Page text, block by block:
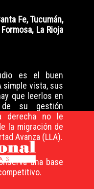
Fe, Tucumán,
La Rioja
es el buen
simple vista, sus
que leerlos en
su gestión
derecha no le
la migración de
Avanza (LLA).
una base